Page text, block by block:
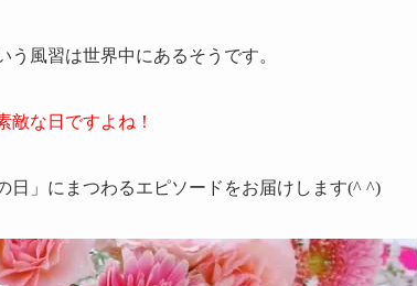
う風習は世界中にあるそうです。
敵な日ですよね！
日」にまつわるエピソードをお届けします(^ ^)